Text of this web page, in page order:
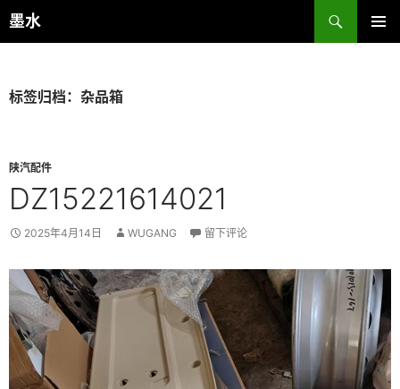
跳
至
墨水
搜
索
标签归档：杂品箱
陕汽配件
DZ15221614021
2025年4月14日 WUGANG 留下评论